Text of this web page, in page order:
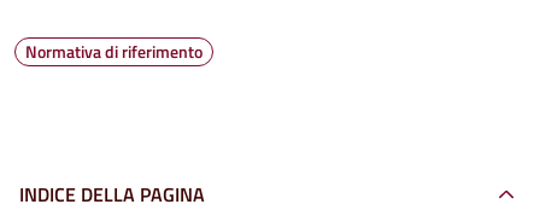
Normativa di riferimento
INDICE DELLA PAGINA